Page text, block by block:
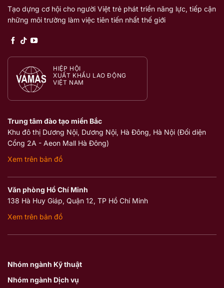
Tạo dựng cơ hội cho người Việt trẻ phát triển năng lực, tiếp cận
những môi trường làm việc tiên tiến nhất thế giới
HIỆP HỘI
XUẤT KHẨU LAO ĐỘNG
VIỆT NAM
Nhóm ngành Kỹ thuật
Nhóm ngành Dịch vụ
Trung tâm đào tạo miền Bắc
Khu đô thị Dương Nội, Dương Nội, Hà Đông, Hà Nội (Đối diện
Cổng 2A - Aeon Mall Hà Đông)
Xem trên bản đồ
Văn phòng Hồ Chí Minh
138 Hà Huy Giáp, Quận 12, TP Hồ Chí Minh
Xem trên bản đồ